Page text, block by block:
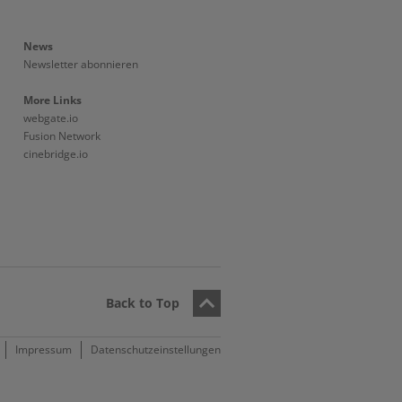
News
Newsletter abonnieren
More Links
webgate.io
Fusion Network
cinebridge.io
Back to Top
Impressum Datenschutzeinstellungen